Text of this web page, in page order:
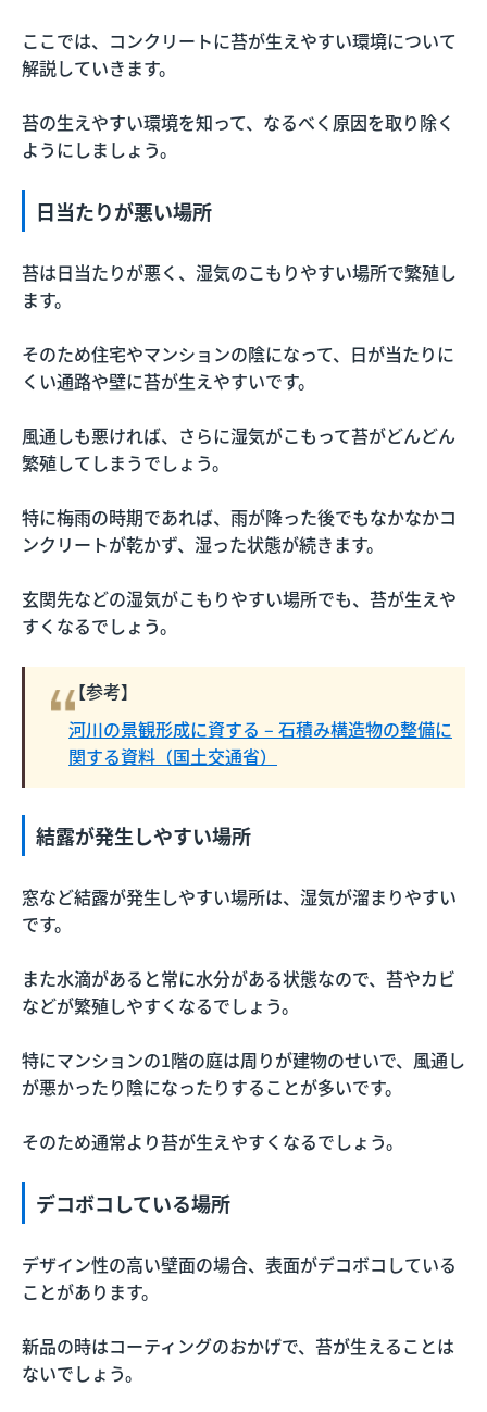
ここでは、コンクリートに苔が生えやすい環境について
解説していきます。
苔の生えやすい環境を知って、なるべく原因を取り除く
ようにしましょう。
日当たりが悪い場所
苔は日当たりが悪く、湿気のこもりやすい場所で繁殖し
ます。
そのため住宅やマンションの陰になって、日が当たりに
くい通路や壁に苔が生えやすいです。
風通しも悪ければ、さらに湿気がこもって苔がどんどん
繁殖してしまうでしょう。
特に梅雨の時期であれば、雨が降った後でもなかなかコ
ンクリートが乾かず、湿った状態が続きます。
玄関先などの湿気がこもりやすい場所でも、苔が生えや
すくなるでしょう。
【参考】
河川の景観形成に資する – 石積み構造物の整備に
関する資料（国土交通省）
結露が発生しやすい場所
窓など結露が発生しやすい場所は、湿気が溜まりやすい
です。
また水滴があると常に水分がある状態なので、苔やカビ
などが繁殖しやすくなるでしょう。
特にマンションの1階の庭は周りが建物のせいで、風通し
が悪かったり陰になったりすることが多いです。
そのため通常より苔が生えやすくなるでしょう。
デコボコしている場所
デザイン性の高い壁面の場合、表面がデコボコしている
ことがあります。
新品の時はコーティングのおかげで、苔が生えることは
ないでしょう。